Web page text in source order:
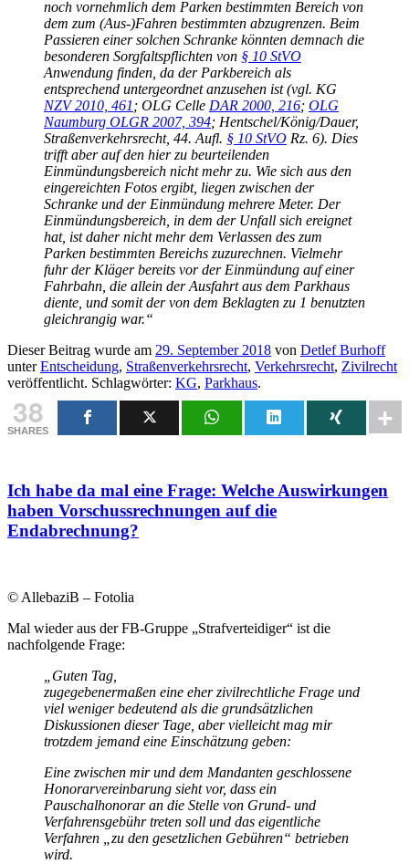
noch vornehmlich dem Parken bestimmten Bereich von
dem zum (Aus-)Fahren bestimmten abzugrenzen. Beim
Passieren einer solchen Schranke könnten demnach die
besonderen Sorgfaltspflichten von § 10 StVO
Anwendung finden, da der Parkbereich als
entsprechend untergeordnet anzusehen ist (vgl. KG
NZV 2010, 461 ; OLG Celle DAR 2000, 216; OLG
Naumburg OLGR 2007, 394; Hentschel/König/Dauer,
Straßenverkehrsrecht, 44. Aufl. § 10 StVO Rz. 6). Dies
trifft aber auf den hier zu beurteilenden
Einmündungsbereich nicht mehr zu. Wie sich aus den
eingereichten Fotos ergibt, liegen zwischen der
Schranke und der Einmündung mehrere Meter. Der
Einmündungsbereich, in dem der Unfall sich ereignet
hat, ist daher nicht mehr dem Verlassen des zum
Parken bestimmten Bereichs zuzurechnen. Vielmehr
fuhr der Kläger bereits vor der Einmündung auf einer
Fahrbahn, die allein der Ausfahrt aus dem Parkhaus
diente, und somit der von dem Beklagten zu 1 benutzten
gleichrangig war.“
Dieser Beitrag wurde am 29. September 2018 von Detlef Burhoff
unterEntscheidung, Straßenverkehrsrecht, Verkehrsrecht, Zivilrecht
veröffentlicht. Schlagwörter: KG, Parkhaus.
38
SHARES
Ich habe da mal eine Frage: Welche Auswirkungen
haben Vorschussrechnungen auf die
Endabrechnung?
© AllebaziB – Fotolia
Mal wieder aus der FB-Gruppe „Strafverteidiger“ ist die
nachfolgende Frage:
„Guten Tag,
zugegebenermaßen eine eher zivilrechtliche Frage und
viel weniger bedeutend als die grundsätzlichen
Diskussionen dieser Tage, aber vielleicht mag mir
trotzdem jemand eine Einschätzung geben:
Eine zwischen mir und dem Mandanten geschlossene
Honorarvereinbarung sieht vor, dass ein
Pauschalhonorar an die Stelle von Grund- und
Verfahrensgebühr treten soll und das eigentliche
Verfahren „zu den gesetzlichen Gebühren“ betrieben
wird.